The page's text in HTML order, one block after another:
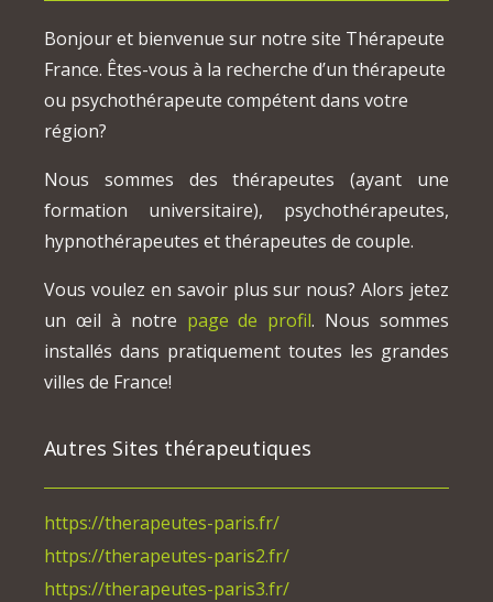
Bonjour et bienvenue sur notre site Thérapeute
France. Êtes-vous à la recherche d’un thérapeute
ou psychothérapeute compétent dans votre
région?
Nous sommes des thérapeutes (ayant une
formation universitaire), psychothérapeutes,
hypnothérapeutes et thérapeutes de couple.
Vous voulez en savoir plus sur nous? Alors jetez
un œil à notre page de profil. Nous sommes
installés dans pratiquement toutes les grandes
villes de France!
Autres Sites thérapeutiques
https://therapeutes-paris.fr/
https://therapeutes-paris2.fr/
https://therapeutes-paris3.fr/